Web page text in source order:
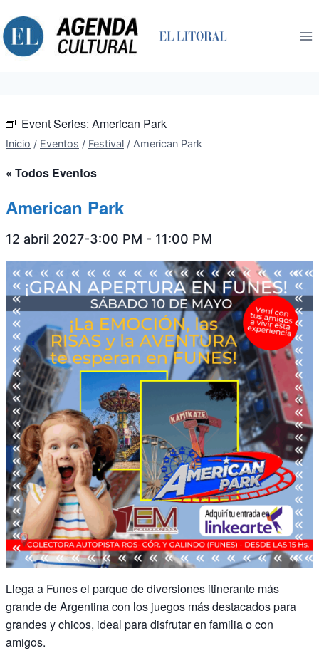
al
contenido
Event Series: American Park
Inicio / Eventos / Festival / American Park
« Todos Eventos
American Park
12 abril 2027-3:00 PM - 11:00 PM
Llega a Funes el parque de diversiones itinerante más
grande de Argentina con los juegos más destacados para
grandes y chicos, ideal para disfrutar en familia o con
amigos.